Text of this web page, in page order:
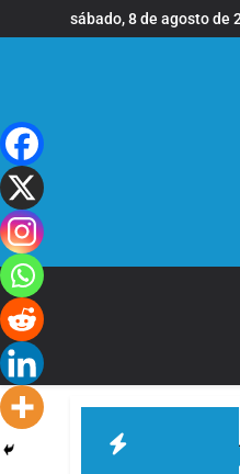
al
sábado, 8 de agosto de
la sede de Quilmes